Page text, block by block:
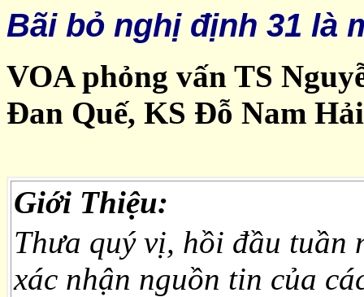
Bãi bỏ nghị định 31 là
VOA phỏng vấn TS
Đan Quế, KS Đỗ Nam
Giới Thiệu:
Thưa quý vị, hồi đầu tuần
xác nhận nguồn tin của